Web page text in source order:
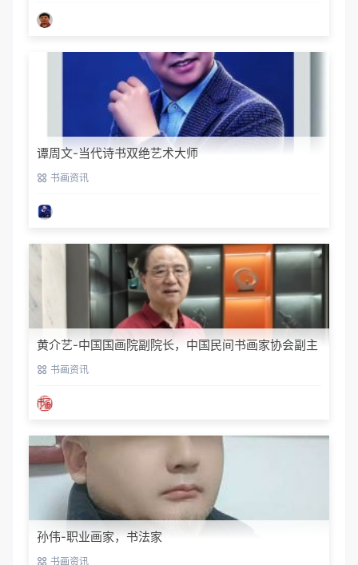
谭周文-当代诗书双绝艺术大师
书画资讯
黄介艺-中国国画院副院长，中国民间书画家协会副主
席 书画资讯
孙伟-职业画家，书法家
书画资讯